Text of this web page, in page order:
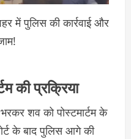
में पुलिस की कार्रवाई और
की प्रक्रिया
शव को पोस्टमार्टम के
के बाद पुलिस आगे की